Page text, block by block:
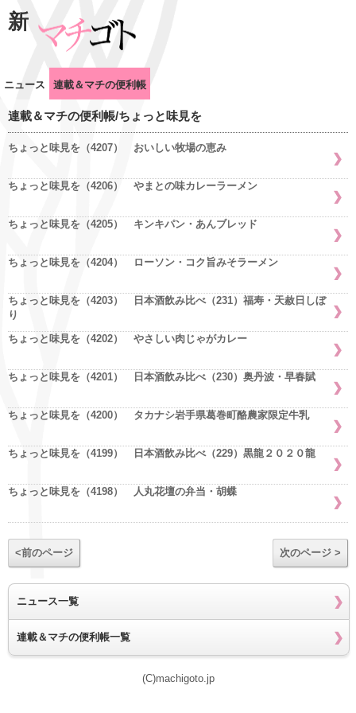
新
ニュース 連載＆マチの便利帳
連載＆マチの便利帳/ちょっと味見を
ちょっと味見を（4207） おいしい牧場の恵み
ちょっと味見を（4206） やまとの味カレーラーメン
ちょっと味見を（4205） キンキパン・あんブレッド
ちょっと味見を（4204） ローソン・コク旨みそラーメン
ちょっと味見を（4203） 日本酒飲み比べ（231）福寿・天赦日しぼ
り
ちょっと味見を（4202） やさしい肉じゃがカレー
ちょっと味見を（4201） 日本酒飲み比べ（230）奥丹波・早春賦
ちょっと味見を（4200） タカナシ岩手県葛巻町酪農家限定牛乳
ちょっと味見を（4199） 日本酒飲み比べ（229）黒龍２０２０龍
ちょっと味見を（4198） 人丸花壇の弁当・胡蝶
<前のページ 次のページ >
ニュース一覧
連載＆マチの便利帳一覧
(C)machigoto.jp